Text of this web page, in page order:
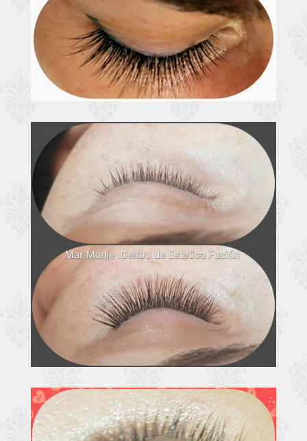
Extensiones
pestañas Valladolid
Ampliar
Extensiones
pestañas Valladolid
Ampliar